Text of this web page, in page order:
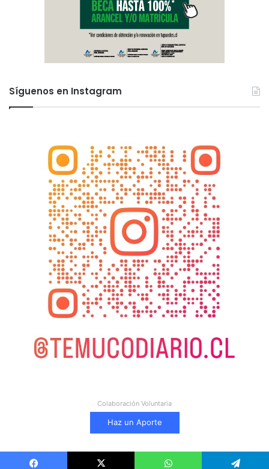
Síguenos en Instagram
Colaboración Voluntaria
Haz un Aporte